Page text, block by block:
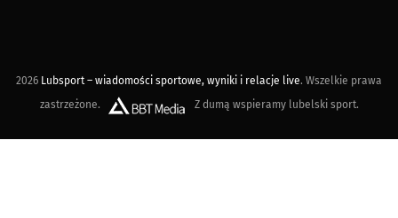
2026 Lubsport – wiadomości sportowe, wyniki i relacje live. Wszelkie prawa
zastrzeżone.
Z dumą wspieramy lubelski sport.